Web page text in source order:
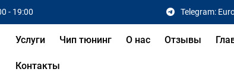
- 19:00 Telegram:
Услуги Чип тюнинг О нас Отзывы
Контакты